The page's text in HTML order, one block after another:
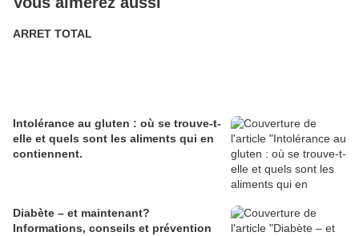
ARRET TOTAL
Intolérance au gluten : où se trouve-t-
elle et quels sont les aliments qui en
contiennent.
Diabète – et maintenant?
Informations, conseils et prévention